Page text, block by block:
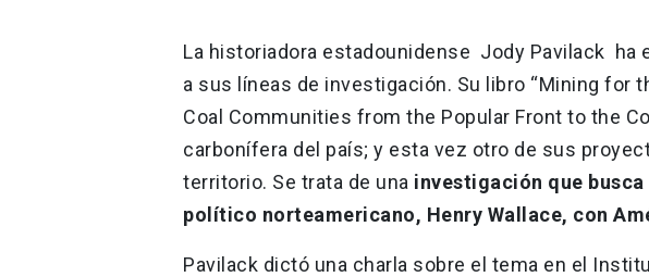
La historiadora estadounidense Jody Pavilack ha
a sus líneas de investigación. Su libro “Mining for
Coal Communities from the Popular Front to the
carbonífera del país; y esta vez otro de sus
territorio. Se trata de una investigación que
político norteamericano, Henry Wallace, con
Pavilack dictó una charla sobre el tema en el